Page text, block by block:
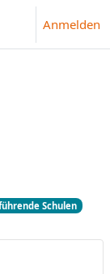
Anmelden
Schulen